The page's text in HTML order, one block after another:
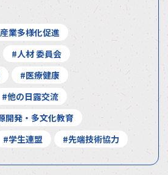
業多様化促進
#人材 委員会
#医療健康
#他の日露交流
開発・多文化教育
#学生連盟 #先端技術協力